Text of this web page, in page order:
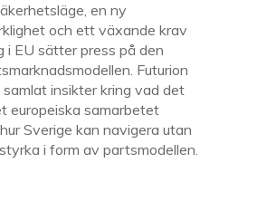
en ny
och ett växande krav
i EU sätter press på den
Futurion
insikter kring vad det
europeiska samarbetet
Sverige kan navigera utan
i form av partsmodellen.